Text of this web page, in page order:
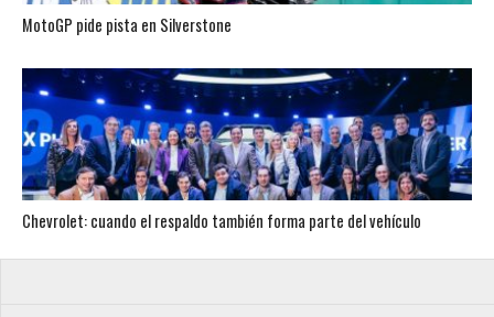
MotoGP pide pista en Silverstone
Chevrolet: cuando el respaldo también forma parte del vehículo